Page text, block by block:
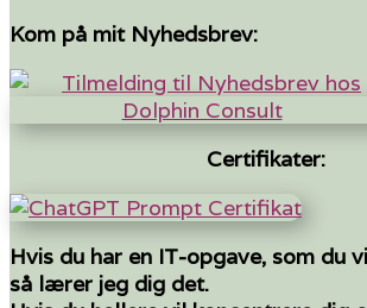
Kom på mit Nyhedsbrev:
Certifikater:
Hvis du har en IT-opgave, som du
så lærer jeg dig det.